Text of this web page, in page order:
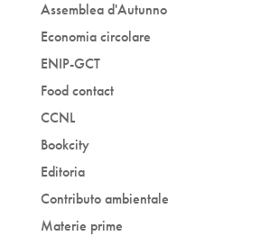
Assemblea d'Autunno
Economia circolare
ENIP-GCT
Food contact
CCNL
Bookcity
Editoria
Contributo ambientale
Materie prime